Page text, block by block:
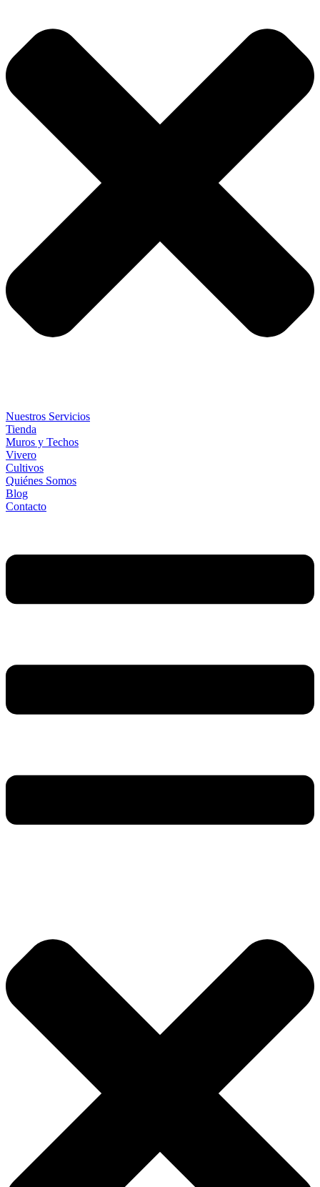
Nuestros Servicios
Tienda
Muros y Techos
Vivero
Cultivos
Quiénes Somos
Blog
Contacto